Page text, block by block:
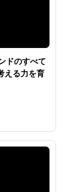
ドのすべて
える力を育